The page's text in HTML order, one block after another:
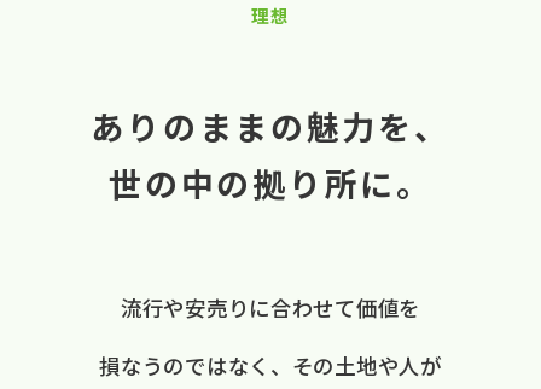
理想
ありのままの魅力を、
世の中の拠り所に。
流行や​安売りに​合わせて​価値を​
損なうのではなく、 ​その​土地や​人が​